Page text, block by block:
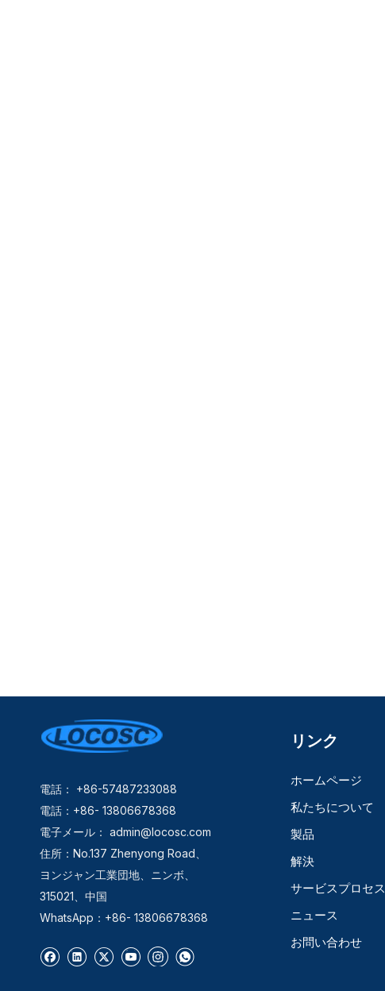
電話： +86-57487233088
電話：+86- 13806678368
電子メール： admin@locosc.com
住所：No.137 Zhenyong Road、
ヨンジャン工業団地、ニンボ、
315021、中国
WhatsApp：+86- 13806678368
リンク
ホームページ
私たちについて
製品
解決
サービスプロセス
ニュース
お問い合わせ